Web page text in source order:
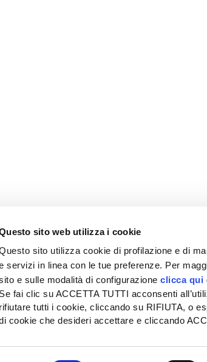
sito web utilizza i cookie
sito utilizza cookie di profilazione e di
servizi in linea con le tue preferenze. Per
e sulle modalità di configurazioneclicca qui
Se fai clic su ACCETTA TUTTI acconsenti
rifiutare tutti i cookie, cliccando su RIFIUTA, o
cookie che desideri accettare e cliccando
AGRARIO Srl
SEDE
Tel